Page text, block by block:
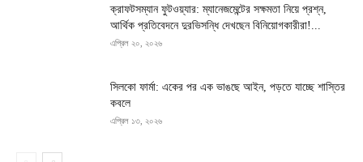
ক্রাফটসম্যান ফুটওয়্যার: ম্যানেজমেন্টের সক্ষমতা নিয়ে প্রশ্ন,
আর্থিক প্রতিবেদনে দুরভিসন্ধি দেখছেন বিনিয়োগকারীরা!...
এপ্রিল ২০, ২০২৬
সিলকো ফার্মা: একের পর এক ভাঙছে আইন, পড়তে যাচ্ছে শাস্তির
কবলে
এপ্রিল ১৩, ২০২৬